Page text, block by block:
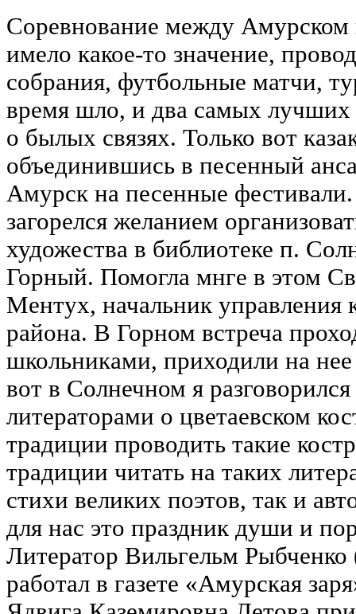
Соревнование между
имело какое-то значение,
собрания, футбольные матчи,
время шло, и два самых лучших
о былых связях. Только вот
объединившись в песенный
Амурск на песенные
загорелся желанием
художества в библиотеке п.
Горный. Помогла мнге в этом
Ментух, начальник управления
района. В Горном встреча
школьниками, приходили на
вот в Солнечном я
литераторами о цветаевском
традиции проводить такие
традиции читать на таких
стихи великих поэтов, так и
для нас это праздник души и
Литератор Вильгельм
работал в газете «Амурская